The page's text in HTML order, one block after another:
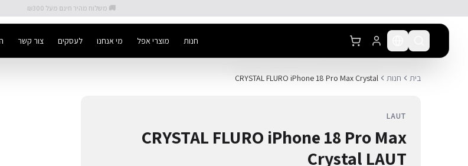
🚚 משלוח מהיר חינם מעל ₪300
חנות מוצרי אפל מי אנחנו לעסקים צור קשר
בית חנות CRYSTAL FLURO iPhone 18 Pro Max Crystal
LAUT
CRYSTAL FLURO iPhone 18 Pro Max
Crystal LAUT